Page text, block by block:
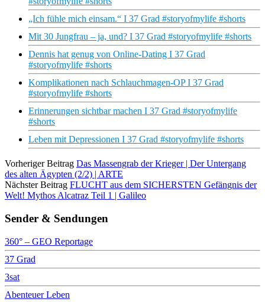
„Ich fühle mich einsam.“ I 37 Grad #storyofmylife #shorts
Mit 30 Jungfrau – ja, und? I 37 Grad #storyofmylife #shorts
Dennis hat genug von Online-Dating I 37 Grad
#storyofmylife #shorts
Komplikationen nach Schlauchmagen-OP I 37 Grad
#storyofmylife #shorts
Erinnerungen sichtbar machen I 37 Grad #storyofmylife
#shorts
Leben mit Depressionen I 37 Grad #storyofmylife #shorts
Vorheriger Beitrag Das Massengrab der Krieger | Der Untergang
des alten Ägypten (2/2) | ARTE
Nächster Beitrag FLUCHT aus dem SICHERSTEN Gefängnis der
Welt! Mythos Alcatraz Teil 1 | Galileo
Sender & Sendungen
360° – GEO Reportage
37 Grad
3sat
Abenteuer Leben